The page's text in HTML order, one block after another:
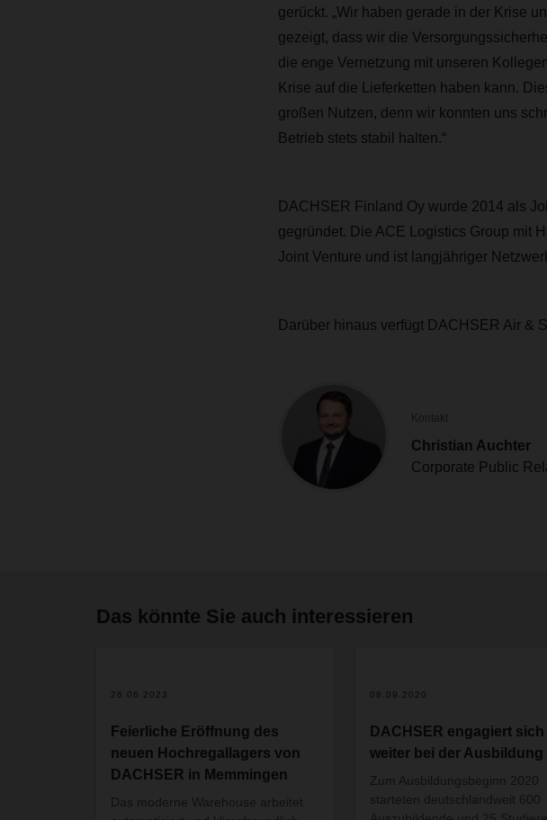
gerückt. „Wir haben gerade in der Krise
gezeigt, dass wir die
die enge Vernetzung mit unseren
Krise auf die Lieferketten haben kann.
großen Nutzen, denn wir konnten uns
Betrieb stets stabil halten.“
DACHSER Finland Oy wurde 2014 als
gegründet. Die ACE Logistics Group mit
Joint Venture und ist langjähriger
Darüber hinaus verfügt DACHSER Air &
Kontakt
Christian Auchter
Corporate Public
Das könnte Sie auch interessieren
26.06.2023
Feierliche Eröffnung des
neuen Hochregallagers von
DACHSER in Memmingen
Das moderne Warehouse arbeitet
08.09.2020
DACHSER engagiert sich
weiter bei der Ausbildung
Zum Ausbildungsbeginn 2020
starteten deutschlandweit 600